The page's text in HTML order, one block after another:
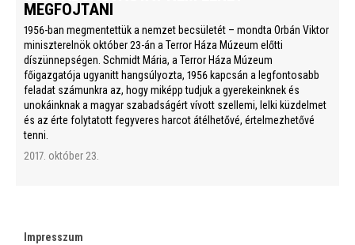
MEGFOJTANI
1956-ban megmentettük a nemzet becsületét – mondta Orbán Viktor
miniszterelnök október 23-án a Terror Háza Múzeum előtti
díszünnepségen. Schmidt Mária, a Terror Háza Múzeum
főigazgatója ugyanitt hangsúlyozta, 1956 kapcsán a legfontosabb
feladat számunkra az, hogy miképp tudjuk a gyerekeinknek és
unokáinknak a magyar szabadságért vívott szellemi, lelki küzdelmet
és az érte folytatott fegyveres harcot átélhetővé, értelmezhetővé
tenni.
2017. október 23.
Impresszum